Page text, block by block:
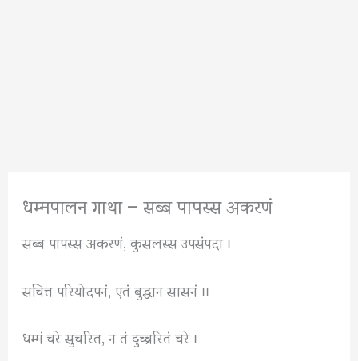
धम्मपालन गाथा – सब्ब पापस्स अकरणं
सब्ब पापस्स अकरणं, कुसलस्स उपसंपदा ।
सचित्त परियोदपनं, एतं बुद्धान सासनं ।।
धम्मं चरे सुचरित, न तं दुच्चरितं चरे ।